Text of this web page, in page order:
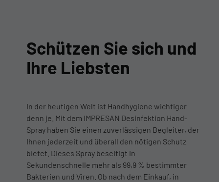
Schützen Sie sich und
Ihre Liebsten
In der heutigen Welt ist Handhygiene wichtiger
denn je. Mit dem IMPRESAN Desinfektion Hand-
Spray haben Sie einen zuverlässigen Begleiter, der
Ihnen jederzeit und überall den nötigen Schutz
bietet. Dieses Spray beseitigt in
Sekundenschnelle mehr als 99,9 % bestimmter
Bakterien und Viren. Ob nach dem Einkauf, in